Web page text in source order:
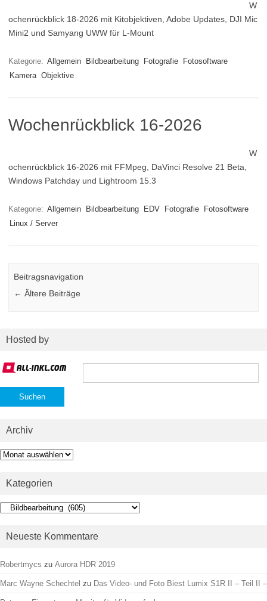
W
ochenrückblick 18-2026 mit Kitobjektiven, Adobe Updates, DJI Mic
Mini2 und Samyang UWW für L-Mount
Kategorie: Allgemein Bildbearbeitung Fotografie
Fotosoftware
Kamera Objektive
Wochenrückblick 16-2026
W
ochenrückblick 16-2026 mit FFMpeg, DaVinci Resolve 21 Beta,
Windows Patchday und Lightroom 15.3
Kategorie: Allgemein Bildbearbeitung EDV Fotografie
Fotosoftware
Linux / Server
Beitragsnavigation
← Ältere Beiträge
Hosted by
Suchen
Archiv
Archiv
Kategorien
Kategorien
Neueste Kommentare
Robertmycs zu Aurora HDR 2019
Marc Wayne Schechtel zu Das Video- und Foto Biest Lumix S1R II – Teil II –